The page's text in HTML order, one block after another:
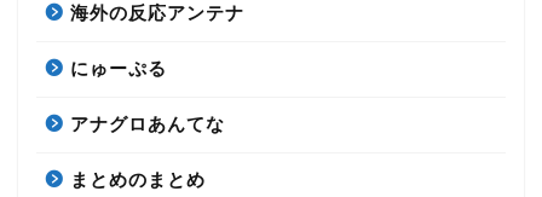
海外の反応アンテナ
にゅーぷる
アナグロあんてな
まとめのまとめ